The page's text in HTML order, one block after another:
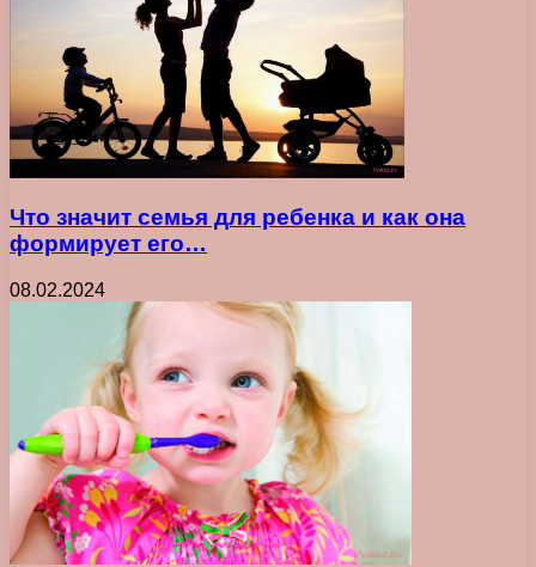
Что значит семья для ребенка и как она
формирует его…
08.02.2024